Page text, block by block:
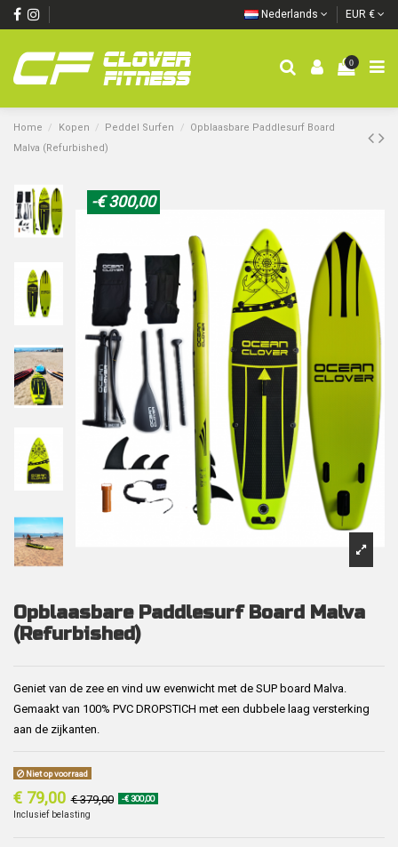
Nederlands EUR €
0
Home Kopen Peddel Surfen
Opblaasbare Paddlesurf Board
Malva (Refurbished)
-€ 300,00
Opblaasbare Paddlesurf Board Malva
(Refurbished)
Geniet van de zee en vind uw evenwicht met de SUP board Malva.
Gemaakt van 100% PVC DROPSTICH met een dubbele laag versterking
aan de zijkanten.
Niet op voorraad
€ 79,00 € 379,00 -€ 300,00
Inclusief belasting